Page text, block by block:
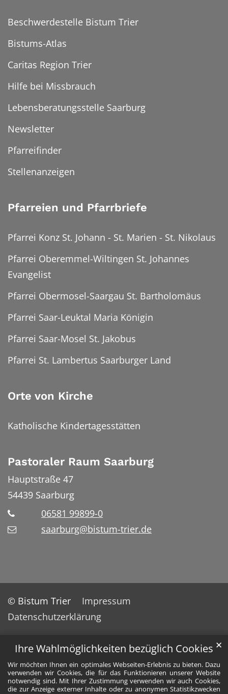
Ihre Wahlmöglichkeiten bezüglich Cookies
Wir möchten Ihnen ein optimales Webseiten-Erlebnis zu bieten. Dazu
verwenden wir Cookies, die für das Funktionieren unserer Website
notwendig sind. Mit Ihrer Zustimmung verwenden wir auch Cookies,
die zur Anzeige externer Inhalte oder zu anonymen Statistikzwecken
✕
Beschwerdestelle Bistum Trier
Bistums-Atlas
Caritas Region Trier
Hilfe bei Missbrauch
Lebensberatungsstelle Saarburg
Newsletter
Pfarreifinder
Stellenanzeigen
Pfarreien und Pfarrbriefe
Pfarrei Konz St. Johann - St. Marien - St. Nikolaus
Pfarrei Oberemmel-Wiltingen St. Johannes
Evangelist
Pfarrei Obermosel-Saargau St. Bartholomäus
Pfarrei Saar-Leuktal Maria Königin
Pfarrei Saar-Mosel St. Jakobus
Pfarrei St. Lambertus Saarburger Land
Orte von Kirche
Katholische Kindertagesstätten
Pastoraler Raum Saarburg
Hauptstraße 47
54439 Saarburg
06581 99899-0
saarburg@bistum-trier.de
© Bistum Trier
Impressum
Datenschutzerklärung